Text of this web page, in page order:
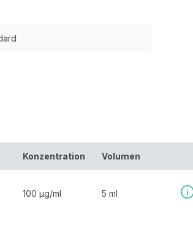
Konzentration Volumen
100 µg/ml 5 ml